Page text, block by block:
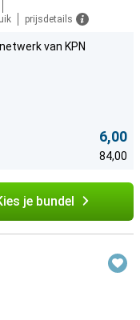
prijsdetails
van KPN
6,00
84,00
je bundel